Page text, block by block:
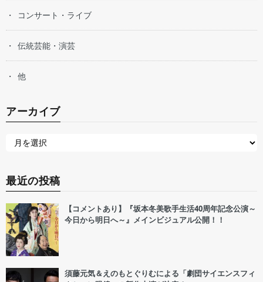
コンサート・ライブ
伝統芸能・演芸
他
アーカイブ
最近の投稿
【コメントあり】『坂本冬美歌手生活40周年記念公演～
今日から明日へ～』メインビジュアル公開！！
須藤元気＆えのもとぐりむによる「劇団サイエンスフィ